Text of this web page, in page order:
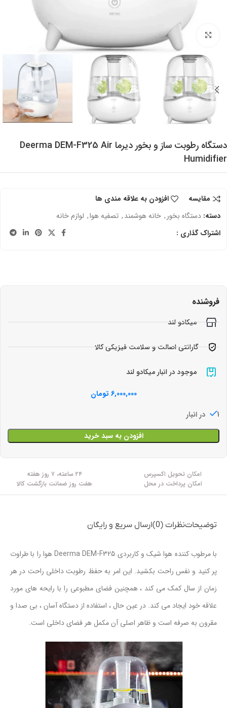
برای بزرگنمایی کلیک کنید
دستگاه رطوبت ساز و بخور دیرما Deerma DEM-F325 Air
Humidifier
مقایسه
افزودن به علاقه مندی ها
دسته: دستگاه بخور, خانه هوشمند, تصفیه هوا, لوازم خانه
اشتراک گذاری :
فروشنده
میکادو لند
گارانتی اصالت و سلامت فیزیکی کالا
موجود در انبار میکادو لند
6,000,000 تومان
1 در انبار
افزودن به سبد خرید
امکان تحویل اکسپرس
۲۴ ساعته، ۷ روز هفته
امکان پرداخت در محل
هفت روز ضمانت بازگشت کالا
توضیحاتنظرات (0) ارسال سریع و رایگان
با مرطوب کننده هوا شیک و کاربردی Deerma DEM-F325 هوا را با طراوت
پر کنید و نفس راحت بکشید. این امر به حفظ رطوبت داخلی راحت در هر
زمان از سال کمک می کند ، همچنین فضای مطبوعی را با رایحه های مورد
علاقه خود ایجاد می کند. در عین حال ، استفاده از دستگاه آسان ، بی صدا و
مقرون به صرفه است و ظاهر اصلی آن مکمل هر فضای داخلی است.